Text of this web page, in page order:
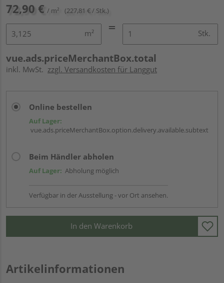
72,90 € / m² (227,81 € / Stk.)
m² Stk.
vue.ads.priceMerchantBox.total
inkl. MwSt. zzgl. Versandkosten für Langgut
Online bestellen
Auf Lager:
vue.ads.priceMerchantBox.option.delivery.available.subtext
Beim Händler abholen
Auf Lager: Abholung möglich
Verfügbar in der Ausstellung - vor Ort ansehen.
In den Warenkorb
Artikelinformationen